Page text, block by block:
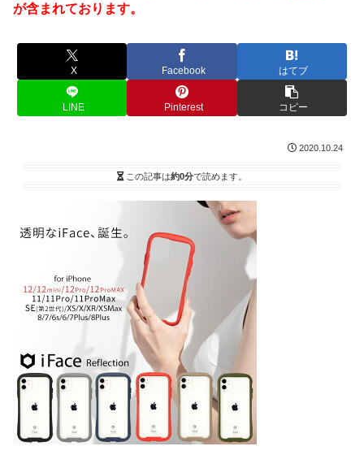
が含まれております。
X Facebook はてブ
LINE Pinterest コピー
2020.10.24
この記事は約0分で読めます。